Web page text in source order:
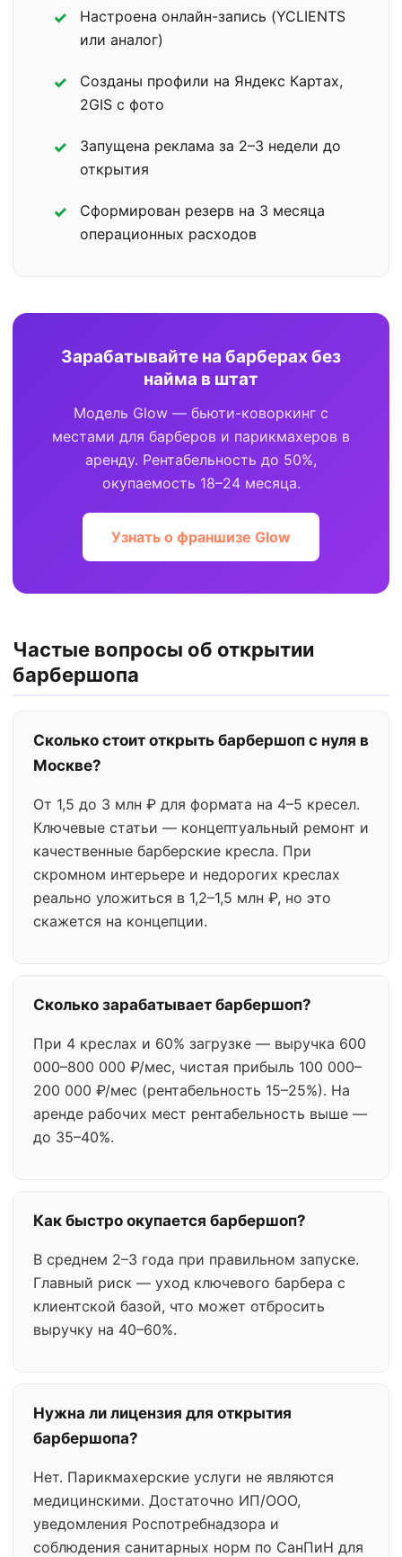
Настроена онлайн-запись (YCLIENTS
или аналог)
Созданы профили на Яндекс Картах,
2GIS с фото
Запущена реклама за 2–3 недели до
открытия
Сформирован резерв на 3 месяца
операционных расходов
Зарабатывайте на барберах без
найма в штат
Модель Glow — бьюти-коворкинг с
местами для барберов и парикмахеров в
аренду. Рентабельность до 50%,
окупаемость 18–24 месяца.
Узнать о франшизе Glow
Частые вопросы об открытии
барбершопа
Сколько стоит открыть барбершоп с нуля в
Москве?
От 1,5 до 3 млн ₽ для формата на 4–5 кресел.
Ключевые статьи — концептуальный ремонт и
качественные барберские кресла. При
скромном интерьере и недорогих креслах
реально уложиться в 1,2–1,5 млн ₽, но это
скажется на концепции.
Сколько зарабатывает барбершоп?
При 4 креслах и 60% загрузке — выручка 600
000–800 000 ₽/мес, чистая прибыль 100 000–
200 000 ₽/мес (рентабельность 15–25%). На
аренде рабочих мест рентабельность выше —
до 35–40%.
Как быстро окупается барбершоп?
В среднем 2–3 года при правильном запуске.
Главный риск — уход ключевого барбера с
клиентской базой, что может отбросить
выручку на 40–60%.
Нужна ли лицензия для открытия
барбершопа?
Нет. Парикмахерские услуги не являются
медицинскими. Достаточно ИП/ООО,
уведомления Роспотребнадзора и
соблюдения санитарных норм по СанПиН для